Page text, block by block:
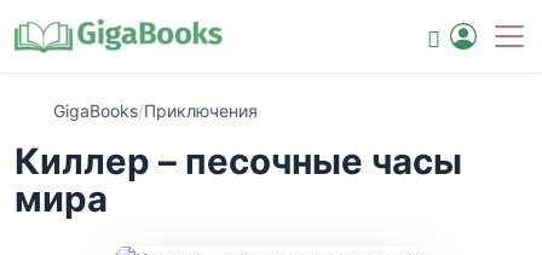
GigaBooks/Приключения
Киллер – песочные часы
мира